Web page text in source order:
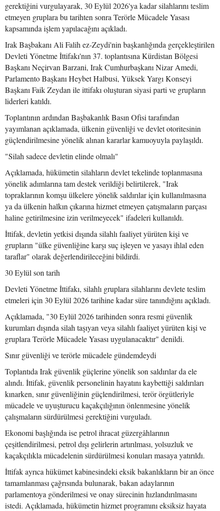
gerektiğini vurgulayarak, 30 Eylül 2026'ya kadar silahlarını teslim
etmeyen gruplara bu tarihten sonra Terörle Mücadele Yasası
kapsamında işlem yapılacağını açıkladı.
Irak Başbakanı Ali Falih ez-Zeydi'nin başkanlığında gerçekleştirilen
Devleti Yönetme İttifakı'nın 37. toplantısına Kürdistan Bölgesi
Başkanı Neçirvan Barzani, Irak Cumhurbaşkanı Nizar Amedi,
Parlamento Başkanı Heybet Halbusi, Yüksek Yargı Konseyi
Başkanı Faik Zeydan ile ittifakı oluşturan siyasi parti ve grupların
liderleri katıldı.
Toplantının ardından Başbakanlık Basın Ofisi tarafından
yayımlanan açıklamada, ülkenin güvenliği ve devlet otoritesinin
güçlendirilmesine yönelik alınan kararlar kamuoyuyla paylaşıldı.
"Silah sadece devletin elinde olmalı"
Açıklamada, hükümetin silahların devlet tekelinde toplanmasına
yönelik adımlarına tam destek verildiği belirtilerek, "Irak
topraklarının komşu ülkelere yönelik saldırılar için kullanılmasına
ya da ülkenin halkın çıkarına hizmet etmeyen çatışmaların parçası
haline getirilmesine izin verilmeyecek" ifadeleri kullanıldı.
İttifak, devletin yetkisi dışında silahlı faaliyet yürüten kişi ve
grupların "ülke güvenliğine karşı suç işleyen ve yasayı ihlal eden
taraflar" olarak değerlendirileceğini bildirdi.
30 Eylül son tarih
Devleti Yönetme İttifakı, silahlı gruplara silahlarını devlete teslim
etmeleri için 30 Eylül 2026 tarihine kadar süre tanındığını açıkladı.
Açıklamada, "30 Eylül 2026 tarihinden sonra resmi güvenlik
kurumları dışında silah taşıyan veya silahlı faaliyet yürüten kişi ve
gruplara Terörle Mücadele Yasası uygulanacaktır" denildi.
Sınır güvenliği ve terörle mücadele gündemdeydi
Toplantıda Irak güvenlik güçlerine yönelik son saldırılar da ele
alındı. İttifak, güvenlik personelinin hayatını kaybettiği saldırıları
kınarken, sınır güvenliğinin güçlendirilmesi, terör örgütleriyle
mücadele ve uyuşturucu kaçakçılığının önlenmesine yönelik
çalışmaların sürdürülmesi gerektiğini vurguladı.
Ekonomi başlığında ise petrol ihracat güzergâhlarının
çeşitlendirilmesi, petrol dışı gelirlerin artırılması, yolsuzluk ve
kaçakçılıkla mücadelenin sürdürülmesi konuları masaya yatırıldı.
İttifak ayrıca hükümet kabinesindeki eksik bakanlıkların bir an önce
tamamlanması çağrısında bulunarak, bakan adaylarının
parlamentoya gönderilmesi ve onay sürecinin hızlandırılmasını
istedi. Açıklamada, hükümetin hizmet programını eksiksiz hayata